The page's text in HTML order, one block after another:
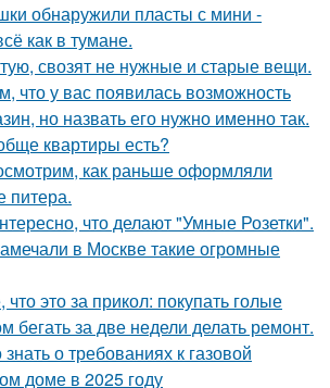
обнаружили пласты с мини -
как в тумане.
свозят не нужные и старые вещи.
что у вас появилась возможность
но назвать его нужно именно так.
квартиры есть?
как раньше оформляли
питера.
что делают "Умные Розетки".
в Москве такие огромные
что это за прикол: покупать голые
бегать за две недели делать ремонт.
о требованиях к газовой
доме в 2025 году